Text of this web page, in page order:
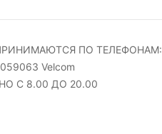
ПО ТЕЛЕФОНАМ:
Velcom
С 8.00 ДО 20.00